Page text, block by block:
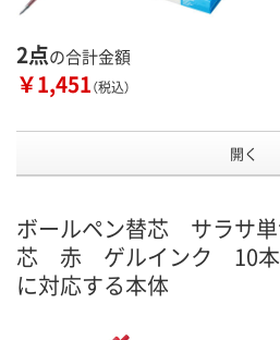
2点の合計金額
￥1,451（税込）
開く
ボールペン替芯 サラサ
芯 赤 ゲルインク 10
に対応する本体